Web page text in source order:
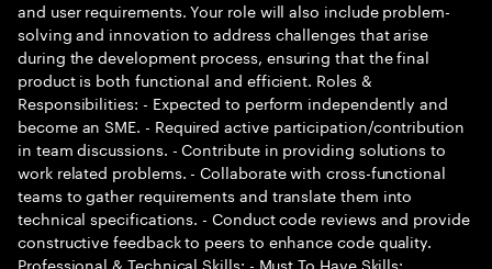
and user requirements. Your role will also include problem-
solving and innovation to address challenges that arise
during the development process, ensuring that the final
product is both functional and efficient. Roles &
Responsibilities: - Expected to perform independently and
become an SME. - Required active participation/contribution
in team discussions. - Contribute in providing solutions to
work related problems. - Collaborate with cross-functional
teams to gather requirements and translate them into
technical specifications. - Conduct code reviews and provide
constructive feedback to peers to enhance code quality.
Professional & Technical Skills: - Must To Have Skills: